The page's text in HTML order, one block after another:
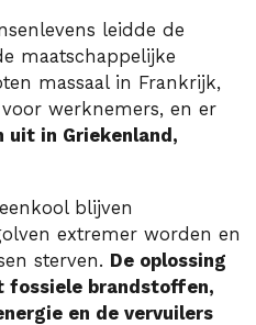
leidde de
maatschappelijke
massaal in Frankrijk,
werknemers, en er
uit in Griekenland,
blijven
extremer worden en
sterven. De oplossing
fossiele brandstoffen,
en de vervuilers